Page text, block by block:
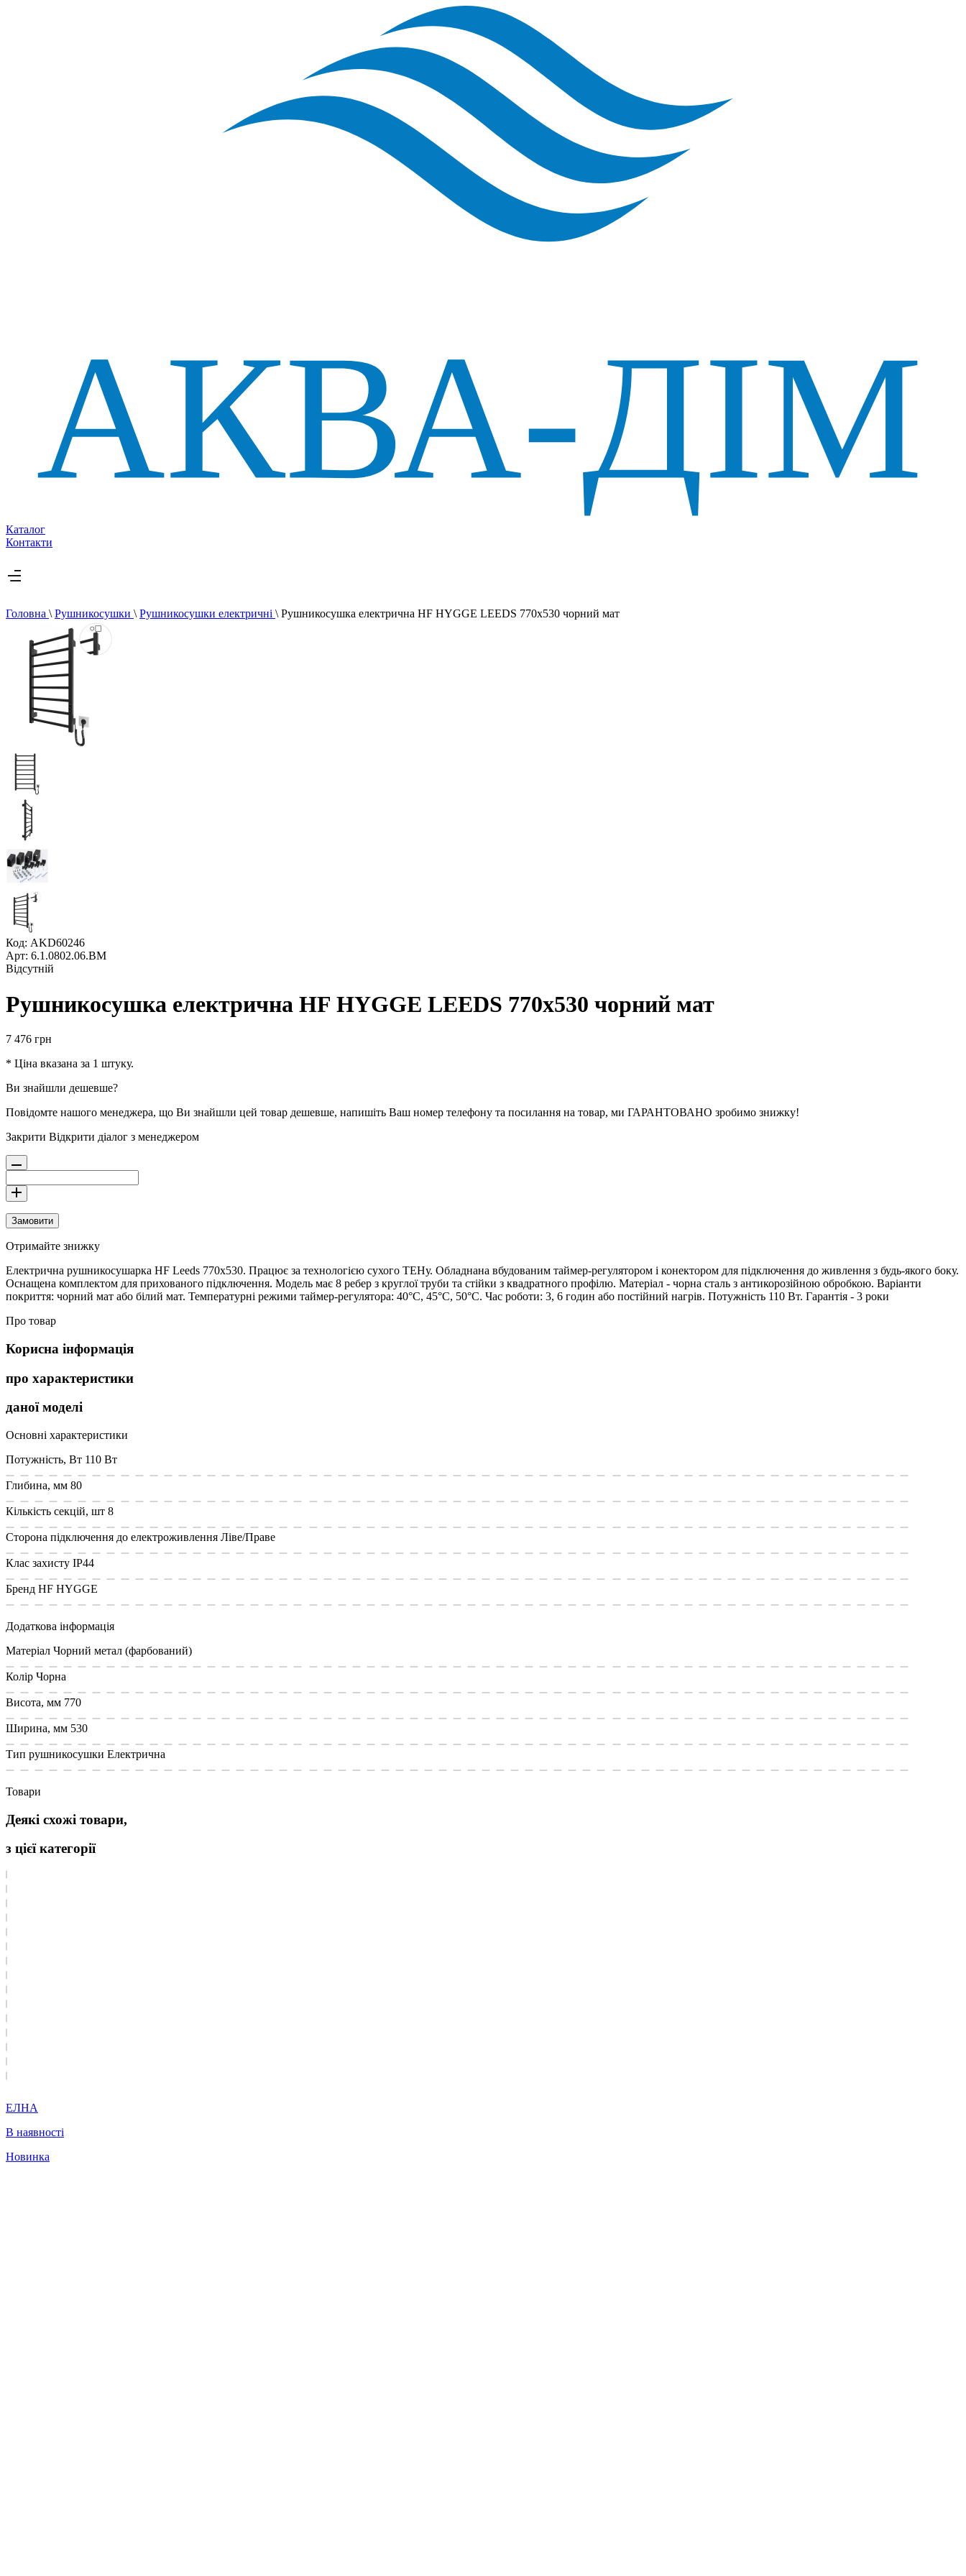
Каталог
Контакти
Головна \ Рушникосушки \ Рушникосушки електричні \ Рушникосушка електрична HF HYGGE LEEDS 770х530 чорний мат
Код: AKD60246
Арт: 6.1.0802.06.BM
Відсутній
Рушникосушка електрична HF HYGGE LEEDS 770х530 чорний мат
7 476 грн
* Ціна вказана за 1 штуку.
Ви знайшли дешевше?
Повідомте нашого менеджера, що Ви знайшли цей товар дешевше, напишіть Ваш номер телефону та посилання на товар, ми ГАРАНТОВАНО зробимо знижку!
Закрити Відкрити діалог з менеджером
Замовити
Отримайте знижку
Електрична рушникосушарка HF Leeds 770x530. Працює за технологією сухого ТЕНу. Обладнана вбудованим таймер-регулятором і конектором для підключення до живлення з будь-якого боку.
Оснащена комплектом для прихованого підключення. Модель має 8 ребер з круглої труби та стійки з квадратного профілю. Матеріал - чорна сталь з антикорозійною обробкою. Варіанти
покриття: чорний мат або білий мат. Температурні режими таймер-регулятора: 40°С, 45°С, 50°С. Час роботи: 3, 6 годин або постійний нагрів. Потужність 110 Вт. Гарантія - 3 роки
Про товар
Корисна інформація
про характеристики
даної моделі
Основні характеристики
Потужність, Вт 110 Вт
Глибина, мм 80
Кількість секцій, шт 8
Сторона підключення до електроживлення Ліве/Праве
Клас захисту IP44
Бренд HF HYGGE
Додаткова інформація
Матеріал Чорний метал (фарбований)
Колір Чорна
Висота, мм 770
Ширина, мм 530
Тип рушникосушки Електрична
Товари
Деякі схожі товари,
з цієї категорії
ЕЛНА
В наявності
Новинка